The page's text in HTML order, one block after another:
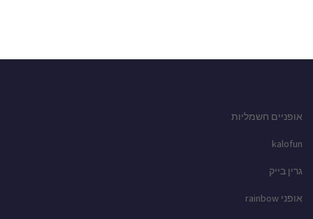
אופניים חשמליות
kalofun
גרין בייק
אופני rainbow